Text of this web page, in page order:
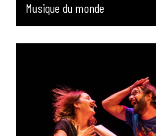
Musique du monde